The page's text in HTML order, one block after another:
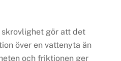
skrovlighet gör att det
över en vattenyta än
och friktionen ger